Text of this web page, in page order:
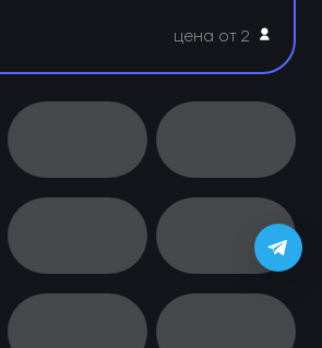
цена от 2